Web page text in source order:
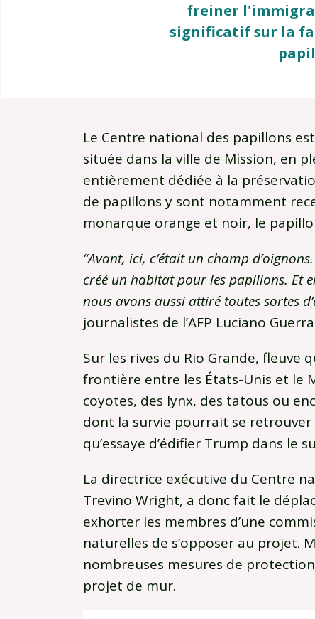
freiner
significatif sur la
Le Centre national des papillons
située dans la ville de Mission, en
entièrement dédiée à la
de papillons y sont notamment
monarque orange et noir, le
“Avant, ici, c’était un champ
créé un habitat pour les papillons. Et
nous avons aussi attiré toutes sortes
journalistes de l’AFP Luciano
Sur les rives du Rio Grande,
frontière entre les États-Unis et le
coyotes, des lynx, des tatous ou
dont la survie pourrait se
qu’essaye d’édifier Trump dans le
La directrice exécutive du Centre
Trevino Wright, a donc fait le
exhorter les membres d’une
naturelles de s’opposer au projet.
nombreuses mesures de
projet de mur.